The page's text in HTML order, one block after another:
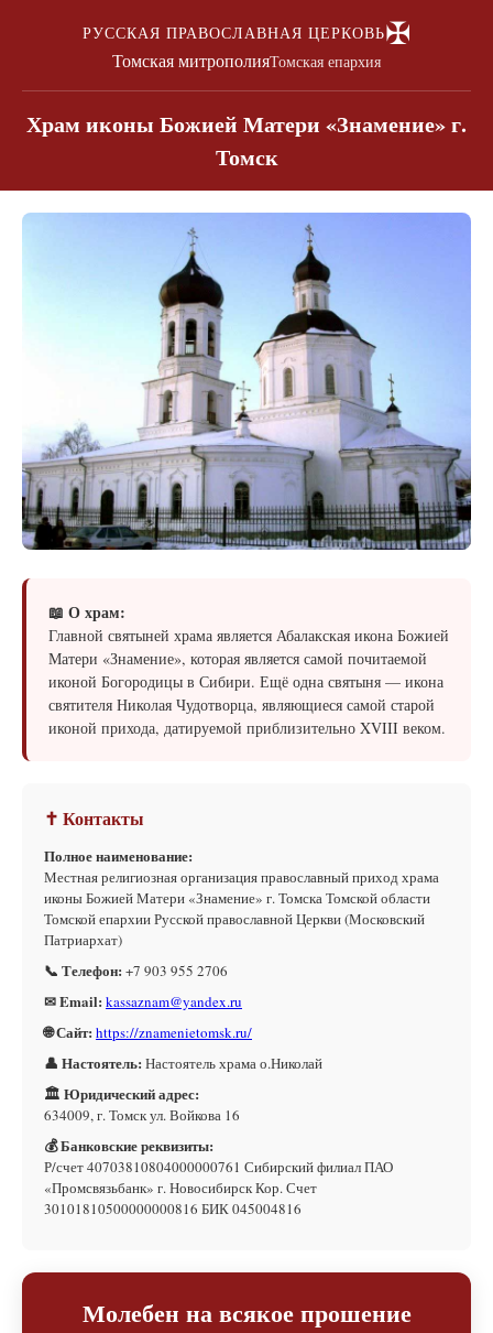
РУССКАЯ ПРАВОСЛАВНАЯ ЦЕРКОВЬ✠
Томская митрополияТомская епархия
Храм иконы Божией Матери «Знамение» г.
Томск
📖 О храм:
Главной святыней храма является Абалакская икона Божией
Матери «Знамение», которая является самой почитаемой
иконой Богородицы в Сибири. Ещё одна святыня — икона
святителя Николая Чудотворца, являющиеся самой старой
иконой прихода, датируемой приблизительно XVIII веком.
✝ Контакты
Полное наименование:
Местная религиозная организация православный приход храма
иконы Божией Матери «Знамение» г. Томска Томской области
Томской епархии Русской православной Церкви (Московский
Патриархат)
📞 Телефон: +7 903 955 2706
✉ Email: kassaznam@yandex.ru
🌐 Сайт: https://znamenietomsk.ru/
👤 Настоятель: Настоятель храма о.Николай
🏛 Юридический адрес:
634009, г. Томск ул. Войкова 16
💰 Банковские реквизиты:
Р/счет 40703810804000000761 Сибирский филиал ПАО
«Промсвязьбанк» г. Новосибирск Кор. Счет
30101810500000000816 БИК 045004816
Молебен на всякое прошение